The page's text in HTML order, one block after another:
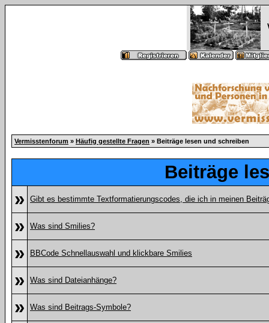
Vermisstenforum » Häufig gestellte Fragen » Beiträge lesen und schreiben
Beiträge
»
Gibt es bestimmte Textformatierungscodes, die ich in meinen
» Was sind Smilies?
» BBCode Schnellauswahl und klickbare Smilies
» Was sind Dateianhänge?
» Was sind Beitrags-Symbole?